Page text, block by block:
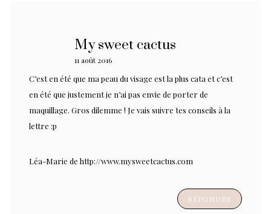
My sweet cactus
11 août 2016
C’est en été que ma peau du visage est la plus cata et c’est
en été que justement je n’ai pas envie de porter de
maquillage. Gros dilemme ! Je vais suivre tes conseils à la
lettre :p
Léa-Marie de http://www.mysweetcactus.com
RÉPONDRE